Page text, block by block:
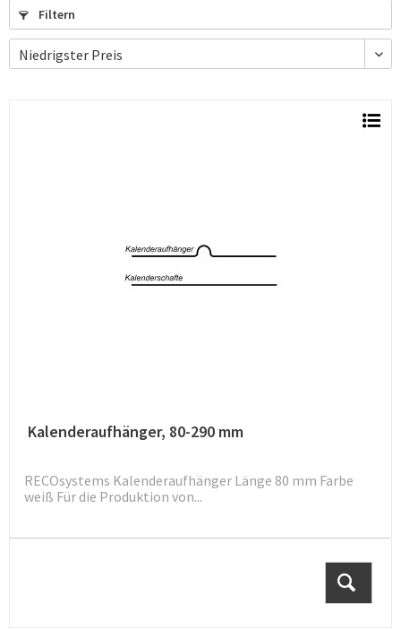
Filtern
Kalenderaufhänger, 80-290 mm
RECOsystems Kalenderaufhänger Länge 80 mm Farbe
weiß Für die Produktion von...